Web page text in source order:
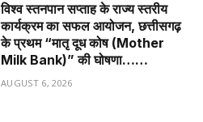
विश्व स्तनपान सप्ताह के राज्य स्तरीय
कार्यक्रम का सफल आयोजन, छत्तीसगढ़
के प्रथम “मातृ दूध कोष (Mother
Milk Bank)” की घोषणा……
AUGUST 6, 2026